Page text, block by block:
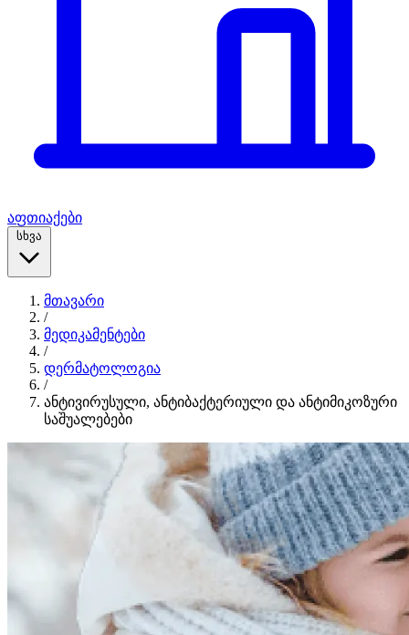
აფთიაქები
სხვა
მთავარი
/
მედიკამენტები
/
დერმატოლოგია
/
ანტივირუსული, ანტიბაქტერიული და ანტიმიკოზური
საშუალებები